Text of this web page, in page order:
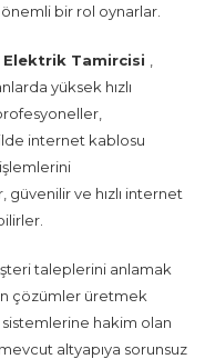
bir rol oynarlar.
Elektrik Tamircisi
yüksek hızlı
internet kablosu
ve hızlı internet
taleplerini anlamak
çözümler üretmek
hakim olan
altyapıya sorunsuz